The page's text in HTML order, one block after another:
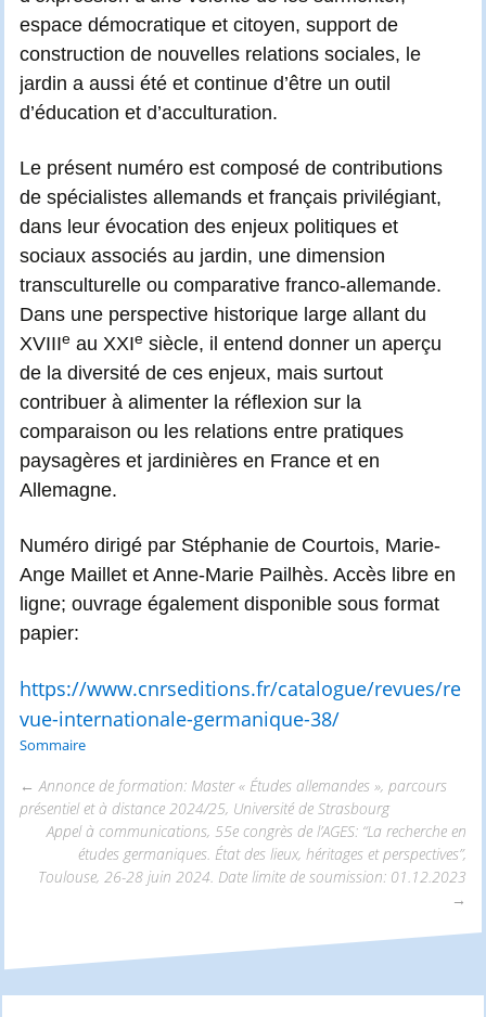
espace démocratique et citoyen, support de
construction de nouvelles relations sociales, le
jardin a aussi été et continue d’être un outil
d’éducation et d’acculturation.
Le présent numéro est composé de contributions
de spécialistes allemands et français privilégiant,
dans leur évocation des enjeux politiques et
sociaux associés au jardin, une dimension
transculturelle ou comparative franco-allemande.
Dans une perspective historique large allant du
XVIIIeau XXIesiècle, il entend donner un aperçu
de la diversité de ces enjeux, mais surtout
contribuer à alimenter la réflexion sur la
comparaison ou les relations entre pratiques
paysagères et jardinières en France et en
Allemagne.
Numéro dirigé par Stéphanie de Courtois, Marie-
Ange Maillet et Anne-Marie Pailhès. Accès libre en
ligne; ouvrage également disponible sous format
papier:
https://www.cnrseditions.fr/catalogue/revues/re
vue-internationale-germanique-38/
Sommaire
Navigation
articles
← Annonce de formation: Master « Études allemandes », parcours
présentiel et à distance 2024/25, Université de Strasbourg
Appel à communications, 55e congrès de l’AGES: “La recherche en
études germaniques. État des lieux, héritages et perspectives”,
Toulouse, 26-28 juin 2024. Date limite de soumission: 01.12.2023
→